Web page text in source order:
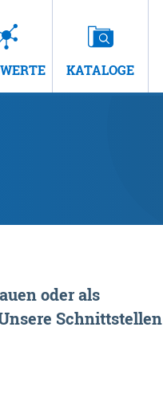
KATALOGE
oder als
Schnittstellen